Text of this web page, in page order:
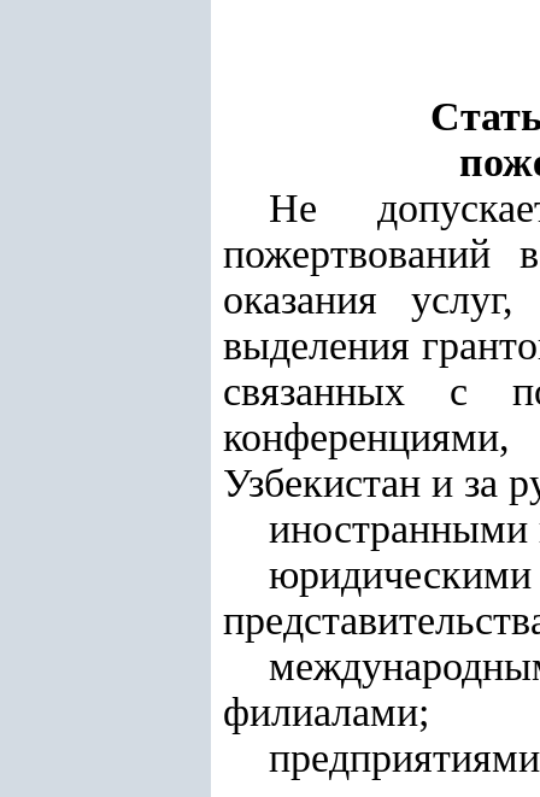
Не
пожертвований
оказания
выделения
связанных с
Узбекистан и за
иностранными
филиалами;